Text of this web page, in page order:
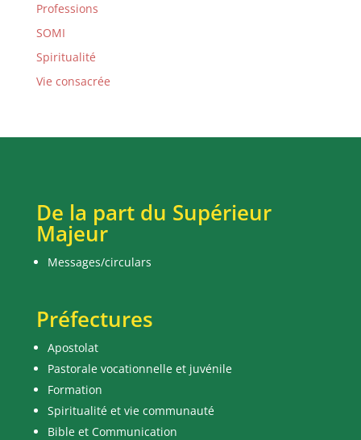
Professions
SOMI
Spiritualité
Vie consacrée
De la part du Supérieur
Majeur
Messages/circulars
Préfectures
Apostolat
Pastorale vocationnelle et juvénile
Formation
Spiritualité et vie communauté
Bible et Communication